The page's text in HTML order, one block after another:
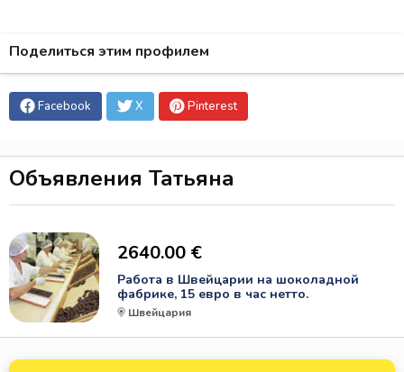
Поделиться этим профилем
Facebook X Pinterest
Объявления Татьяна
2640.00 €
Работа в Швейцарии на шоколадной
фабрике, 15 евро в час нетто.
Швейцария